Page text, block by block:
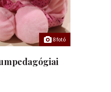
8 fotó